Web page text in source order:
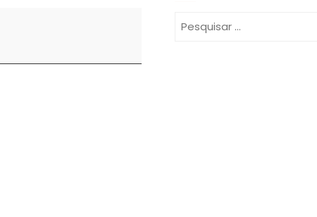
Pesquisar